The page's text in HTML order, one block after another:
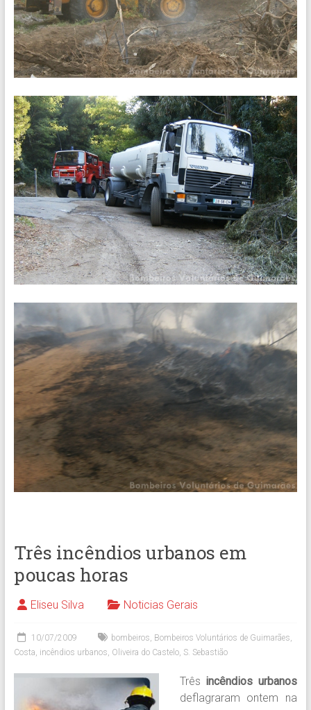
Três incêndios urbanos em
poucas horas
Eliseu Silva Noticias Gerais
10/07/2009 bombeiros Bombeiros Voluntários de Guimarães
Costa incêndios urbanos Oliveira do Castelo, S. Sebastião
Três incêndios urbanos
deflagraram ontem na